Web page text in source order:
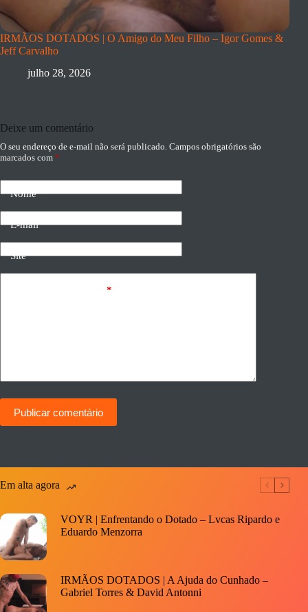
IRMÃOS DOTADOS | O Amigo do Meu Filho – Igor Gomes &
Jeff Carvalho
julho 28, 2026
Deixe um comentário
O seu endereço de e-mail não será publicado. Campos obrigatórios são
marcados com *
Nome
E-mail
Site
*
Publicar comentário
Em alta agora
VOYR | Enfrentando o Dotado – Lvcas Ripardo e
Eduardo Menzorra
IRMÃOS DOTADOS | A Ajuda do Cunhado –
Gabriel Torres & David Antonni